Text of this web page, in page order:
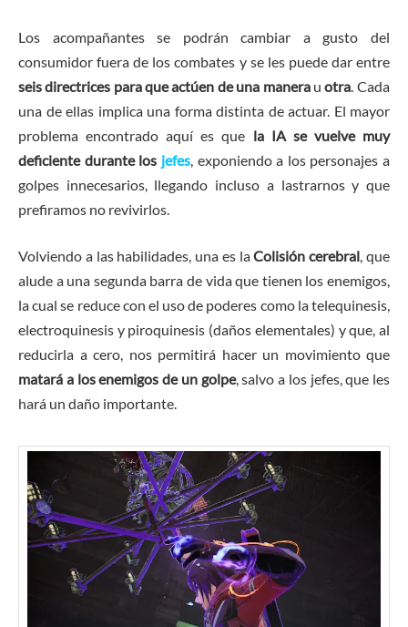
Los acompañantes se podrán cambiar a gusto del
consumidor fuera de los combates y se les puede dar entre
seis directrices para que actúen de una manerauotra . Cada
una de ellas implica una forma distinta de actuar. El mayor
problema encontrado aquí es que la IA se vuelve muy
deficiente durante los jefes, exponiendo a los personajes a
golpes innecesarios, llegando incluso a lastrarnos y que
prefiramos no revivirlos.
Volviendo a las habilidades, una es laColisión cerebral, que
alude a una segunda barra de vida que tienen los enemigos,
la cual se reduce con el uso de poderes como la telequinesis,
electroquinesis y piroquinesis (daños elementales) y que, al
reducirla a cero, nos permitirá hacer un movimiento que
matará a los enemigos de un golpe, salvo a los jefes, que les
hará un daño importante.